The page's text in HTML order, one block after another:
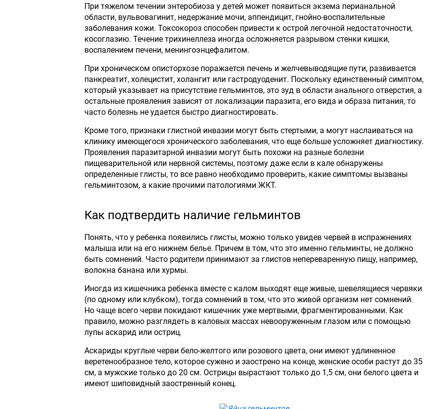
При тяжелом течении энтеробиоза у детей может появиться экзема перианальной
области, вульвовагинит, недержание мочи, аппендицит, гнойно-воспалительные
заболевания кожи. Токсокороз способен привести к острой легочной недостаточности,
косоглазию. Течение трихинеллеза иногда осложняется разрывом стенки кишки,
воспалением печени, менингоэнцефалитом.
При хроническом описторхозе поражается печень и желчевыводящие пути, развивается
панкреатит, холецистит, холангит или гастродуоденит. Поскольку единственный симптом,
который указывает на присутствие гельминтов, это зуд в области анального отверстия, а
остальные проявления зависят от локализации паразита, его вида и образа питания, то
часто болезнь не удается быстро диагностировать.
Кроме того, признаки глистной инвазии могут быть стертыми, а могут наслаиваться на
клинику имеющегося хронического заболевания, что еще больше усложняет диагностику.
Проявления паразитарной инвазии могут быть похожи на разные болезни
пищеварительной или нервной системы, поэтому даже если в кале обнаружены
определенные глисты, то все равно необходимо проверить, какие симптомы вызваны
гельминтозом, а какие прочими патологиями ЖКТ.
Как подтвердить наличие гельминтов
Понять, что у ребенка появились глисты, можно только увидев червей в испражнениях
малыша или на его нижнем белье. Причем в том, что это именно гельминты, не должно
быть сомнений. Часто родители принимают за глистов непереваренную пищу, например,
волокна банана или хурмы.
Иногда из кишечника ребенка вместе с калом выходят еще живые, шевелящиеся червяки
(по одному или клубком), тогда сомнений в том, что это живой организм нет сомнений.
Но чаще всего черви покидают кишечник уже мертвыми, фрагментированными. Как
правило, можно разглядеть в каловых массах невооруженным глазом или с помощью
лупы аскарид или остриц.
Аскариды круглые черви бело-желтого или розового цвета, они имеют удлиненное
веретенообразное тело, которое сужено и заострено на конце, женские особи растут до 35
см, а мужские только до 20 см. Острицы вырастают только до 1,5 см, они белого цвета и
имеют шиповидный заостренный конец.